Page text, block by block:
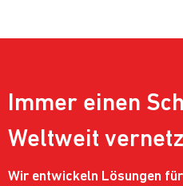
Immer einen
Weltweit
Wir entwickeln Lösungen